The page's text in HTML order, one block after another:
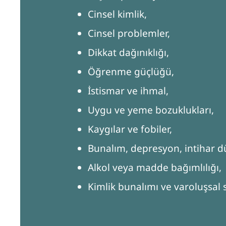
Cinsel kimlik,
Cinsel problemler,
Dikkat dağınıklığı,
Öğrenme güçlüğü,
İstismar ve ihmal,
Uygu ve yeme bozuklukları,
Kaygılar ve fobiler,
Bunalım, depresyon, intihar
Alkol veya madde bağımlılığı,
Kimlik bunalımı ve varoluşsal